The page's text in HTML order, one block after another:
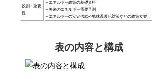
役割・重要
性
– エネルギー政策の基礎資料
– 将来のエネルギー需要予測
– エネルギーの安定供給や地球温暖化対策などの政策立案
表の内容と構成